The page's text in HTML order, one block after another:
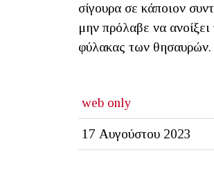
σίγουρα σε κάποιον
μην πρόλαβε να
φύλακας των θησαυρών.
web only
17 Αυγούστου 2023